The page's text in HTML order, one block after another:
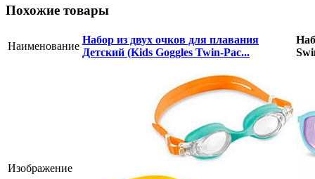
Похожие товары
Наименование
Набор из двух очков для плавания
Детский (Kids Goggles Twin-Pac...
Изображение